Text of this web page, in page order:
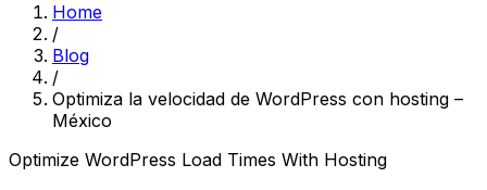
Home
/
Blog
/
Optimiza la velocidad de WordPress con hosting –
México
Optimize WordPress Load Times With Hosting